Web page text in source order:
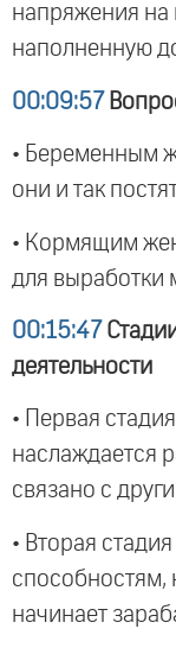
напряжения на
наполненную
00:09:57
• Беременным
они и так
• Кормящим
для выработки
00:15:47
деятельности
• Первая
наслаждается
связано с
• Вторая
способностям,
начинает